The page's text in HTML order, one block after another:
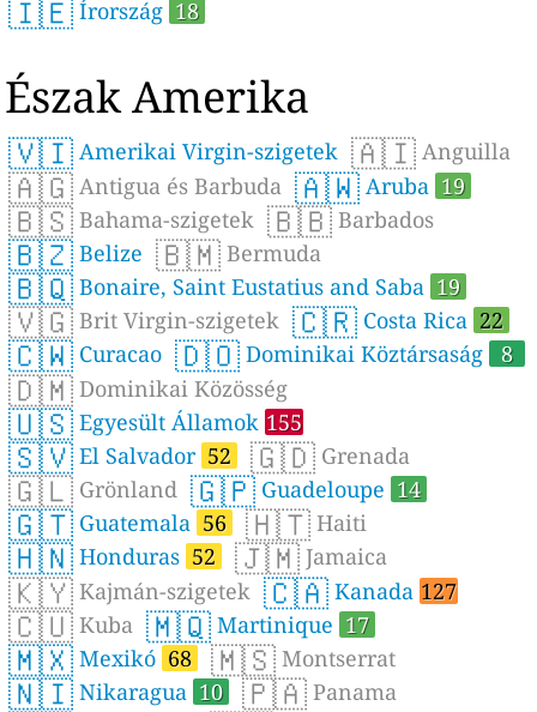
🇮🇪 Írország 18
Észak Amerika
🇻🇮 Amerikai Virgin-szigetek 🇦🇮 Anguilla
🇦🇬 Antigua és Barbuda 🇦🇼 Aruba 19
🇧🇸 Bahama-szigetek 🇧🇧 Barbados
🇧🇿 Belize 🇧🇲 Bermuda
🇧🇶 Bonaire, Saint Eustatius and Saba 19
🇻🇬 Brit Virgin-szigetek 🇨🇷 Costa Rica 22
🇨🇼 Curacao 🇩🇴 Dominikai Köztársaság 8
🇩🇲 Dominikai Közösség
🇺🇸 Egyesült Államok 155
🇸🇻 El Salvador 52 🇬🇩 Grenada
🇬🇱 Grönland 🇬🇵 Guadeloupe 14
🇬🇹 Guatemala 56 🇭🇹 Haiti
🇭🇳 Honduras 52 🇯🇲 Jamaica
🇰🇾 Kajmán-szigetek 🇨🇦 Kanada 127
🇨🇺 Kuba 🇲🇶 Martinique 17
🇲🇽 Mexikó 68 🇲🇸 Montserrat
🇳🇮 Nikaragua 10 🇵🇦 Panama